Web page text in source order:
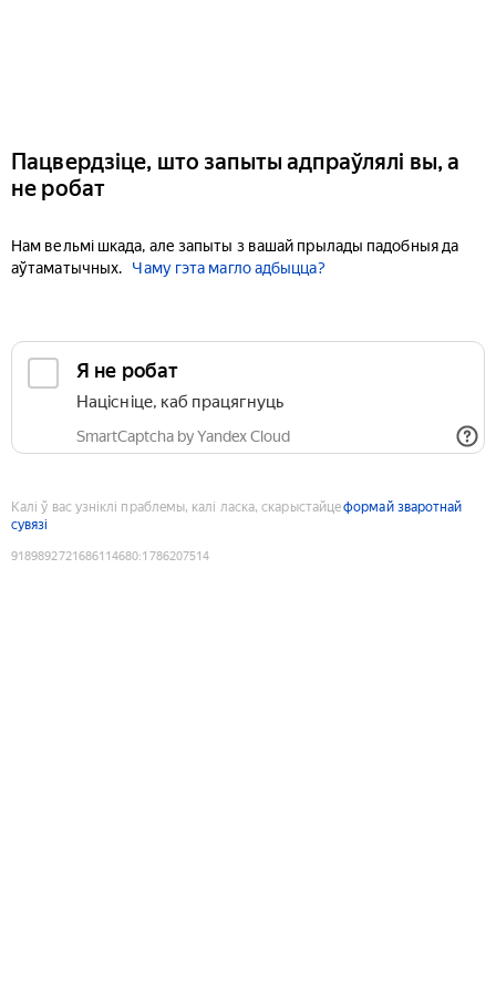
Пацвердзіце, што запыты адпраўлялі вы, а
не робат
Нам вельмі шкада, але запыты з вашай прылады падобныя да
аўтаматычных.
Чаму гэта магло адбыцца?
Я не робат
Націсніце, каб працягнуць
SmartCaptcha by Yandex Cloud
Калі ў вас узніклі праблемы, калі ласка, скарыстайцеформай зваротнай
сувязі
9189892721686114680:1786207514